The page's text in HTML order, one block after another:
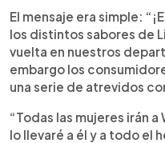
El mensaje era simple:
los distintos sabores de
vuelta en nuestros
embargo los
una serie de atrevidos
“Todas las mujeres irán a
lo llevaré a él y a todo el